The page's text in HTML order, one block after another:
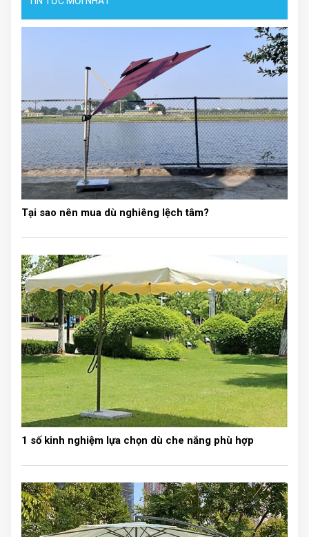
Kích thước và thiết kế cây treo quần áo đẹp, kiểu
dáng sang trọng
Đặc điểm nổi bật của cây
Tại sao nên mua dù nghiêng lệch tâm?
1 số kinh nghiệm lựa chọn dù che nắng phù hợp